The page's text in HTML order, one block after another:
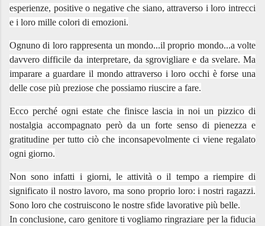
esperienze, positive o negative che siano, attraverso i loro intrecci
e i loro mille colori di emozioni.
Ognuno di loro rappresenta un mondo...il proprio mondo...a volte
davvero difficile da interpretare, da sgrovigliare e da svelare. Ma
imparare a guardare il mondo attraverso i loro occhi è forse una
delle cose più preziose che possiamo riuscire a fare.
Ecco perché ogni estate che finisce lascia in noi un pizzico di
nostalgia accompagnato però da un forte senso di pienezza e
gratitudine per tutto ciò che inconsapevolmente ci viene regalato
ogni giorno.
Non sono infatti i giorni, le attività o il tempo a riempire di
significato il nostro lavoro, ma sono proprio loro: i nostri ragazzi.
Sono loro che costruiscono le nostre sfide lavorative più belle.
In conclusione, caro genitore ti vogliamo ringraziare per la fiducia